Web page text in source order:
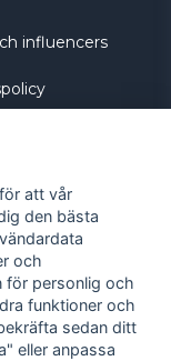
influencers
att vår
den bästa
och
för personlig och
funktioner och
sedan ditt
eller anpassa